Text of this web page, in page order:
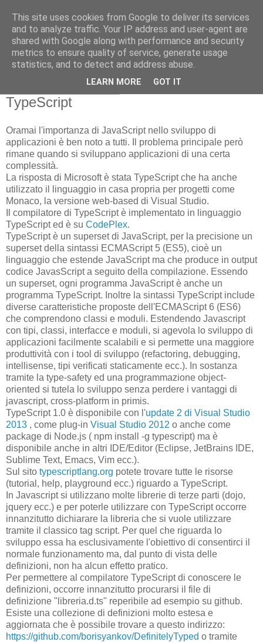
NicoGis - Sviluppare in
ambiente ArcGIS...
TypeScript
Oramai l'importanza di JavaScript nello sviluppo di
applicazioni è ben noto a tutti. Il problema principale però
rimane quando si sviluppano applicazioni di una certa
complessità.
La risposta di Microsoft è stata TypeScript che ha anche
utilizzato il linguaggio in casa propria per progetti come
Monaco, la versione web-based di Visual Studio.
Il compilatore di TypeScript è implementato in linguaggio
TypeScript ed è su CodePlex.
TypeScript è un superset di JavaScript, per la precisione un
superset della sintassi ECMAScript 5 (ES5), cioè un
linguaggio che estende JavaScript ma che produce in output
codice JavasScript a seguito della compilazione. Essendo
un superset, ogni programma JavaScript è anche un
programma TypeScript. Inoltre la sintassi TypeScript include
diverse caratteristiche proposte dell'ECMAScript 6 (ES6)
che comprendono classi e moduli. Estendendo Javascript
con tipi, classi, interfacce e moduli, si agevola lo sviluppo di
applicazioni facilmente scalabili e si permette una maggiore
produttività con i tool di sviluppo (refactoring, debugging,
intellisense, tipi verificati staticamente ecc.). In sostanza
tramite la type-safety ed una programmazione object-
oriented si tutela lo sviluppo senza perdere i vantaggi di
javascript, cross-platform in primis.
TypeScript 1.0 è disponibile con l'update 2 di Visual Studio
2013 , come plug-in Visual Studio 2012 o anche come
package di Node.js ( npm install -g typescript) ma è
disponibile anche in altri IDE/Editor (Eclipse, JetBrains IDE,
Sublime Text, Emacs, Vim ecc.).
Sul sito typescriptlang.org potete trovare tutte le risorse
(tutorial, help, playground ecc.) riguardo a TypeScript.
In Javascript si utilizzano molte librerie di terze parti (dojo,
jquery ecc.) e per poterle utilizzare con TypeScript occorre
innanzitutto dichiarare la libreria che si vuole utilizzare
tramite il classico tag script. Per quel che riguarda lo
sviluppo essa ha esclusivamente l'obiettivo di consentirci il
normale funzionamento ma, dal punto di vista delle
definizioni, non ha alcun effetto pratico.
Per permettere al compilatore TypeScript di conoscere le
definizioni, occorre innanzitutto procurarsi il file di
definizione "libreria.d.ts" reperibile ad esempio su github.
Esiste una collezione di definizioni molto estesa e
aggiornata che è possibile trovare a questo indirizzo:
https://github.com/borisyankov/DefinitelyTyped o tramite
This site uses cookies from Google to deliver its services
and to analyze traffic. Your IP address and user-agent are
shared with Google along with performance and security
metrics to ensure quality of service, generate usage
statistics, and to detect and address abuse.
LEARN MORE GOT IT